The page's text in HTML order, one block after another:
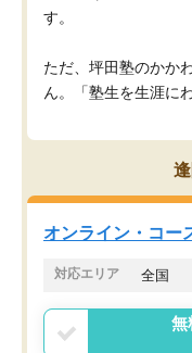
す。
ただ、坪田塾のかか
ん。「塾生を生涯に
オンライン・コー
対応エリア 全国
無